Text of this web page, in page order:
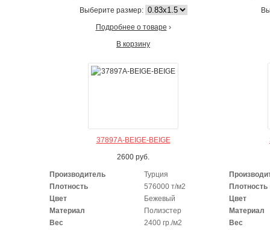
Выберите размер:
Подробнее о товаре ›
В корзину
37897A-BEIGE-BEIGE
2600 руб.
Производитель
Турция
Плотность
576000 т/м2
Цвет
Бежевый
Материал
Полиэстер
Вес
2400 гр./м2
Плотность
Цвет
Материал
Вес